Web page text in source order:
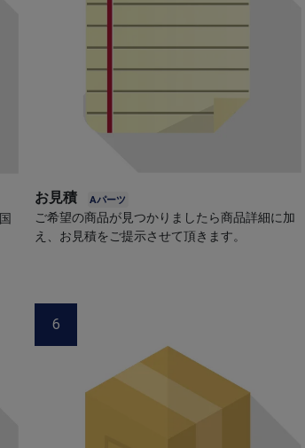
お見積
ご希望の商品が見つかりましたら商品詳細に加
え、お見積をご提示させて頂きます。
6